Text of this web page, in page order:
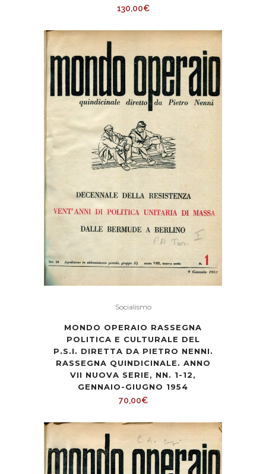
130,00€
Socialismo
MONDO OPERAIO RASSEGNA
POLITICA E CULTURALE DEL
P.S.I. DIRETTA DA PIETRO NENNI.
RASSEGNA QUINDICINALE. ANNO
VII NUOVA SERIE, NN. 1-12,
GENNAIO-GIUGNO 1954
70,00€